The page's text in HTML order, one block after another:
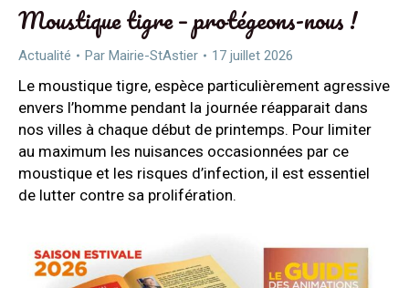
Moustique tigre – protégeons-nous !
Actualité Par Mairie-StAstier 17 juillet 2026
Le moustique tigre, espèce particulièrement agressive
envers l’homme pendant la journée réapparait dans
nos villes à chaque début de printemps. Pour limiter
au maximum les nuisances occasionnées par ce
moustique et les risques d’infection, il est essentiel
de lutter contre sa prolifération.